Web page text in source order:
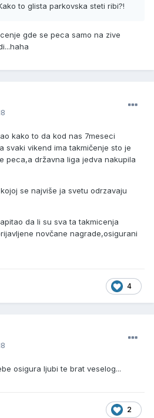
to glista parkovska steti ribi?!
gde se peca samo na zive
kako to da kod nas 7meseci
svaki vikend ima takmičenje sto je
peca,a državna liga jedva nakupila
se najviše ja svetu odrzavaju
da li su sva ta takmicenja
novčane nagrade,osigurani
4
osigura ljubi te brat veselog...
2